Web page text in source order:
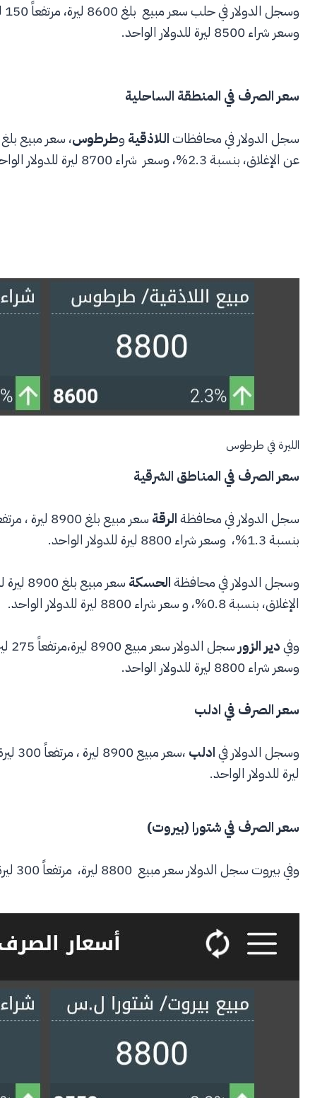
وسعر شراء 8500 ليرة للدولار الواحد.
سعر الصرف في المنطقة الساحلية
سجل الدولار في محافظاتاللاذقية وطرطوس
عن الإغلاق، بنسبة 2.3%، وسعر شراء 8700 ليرة للدولار الواحد.
الليرة في طرطوس
سعر الصرف في المناطق الشرقية
سجل الدولار في محافظةالرقة
بنسبة 1.3%، وسعر شراء 8800 ليرة للدولار الواحد.
وسجل الدولار في محافظةالحسكة
الإغلاق، بنسبة 0.8%، و سعر شراء 8800 ليرة للدولار الواحد.
وفيدير الزور
وسعر شراء 8800 ليرة للدولار الواحد.
سعر الصرف في ادلب
وسجل الدولار فيادلب
ليرة للدولار الواحد.
سعر الصرف في شتورا (بيروت)
وفي بيروت سجل الدولار سعر مبيع 8800 ليرة، مرتفعاً 300 ليرة عن افتتاح أمس، وسعر شراء 8700 ليرة للدولار الواحد .